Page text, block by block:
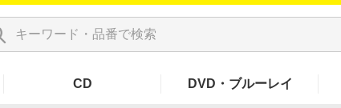
CD DVD・ブルーレイ